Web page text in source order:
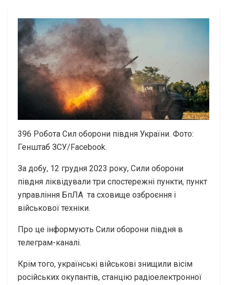
396 Робота Сил оборони півдня України. Фото:
Генштаб ЗСУ/Facebook.
За добу, 12 грудня 2023 року, Сили оборони
півдня ліквідували три спостережні пункти, пункт
управління БпЛА та сховище озброєння і
військової техніки.
Про це інформують Сили оборони півдня в
телеграм-каналі.
Крім того, українські військові знищили вісім
російських окупантів, станцію радіоелектронної